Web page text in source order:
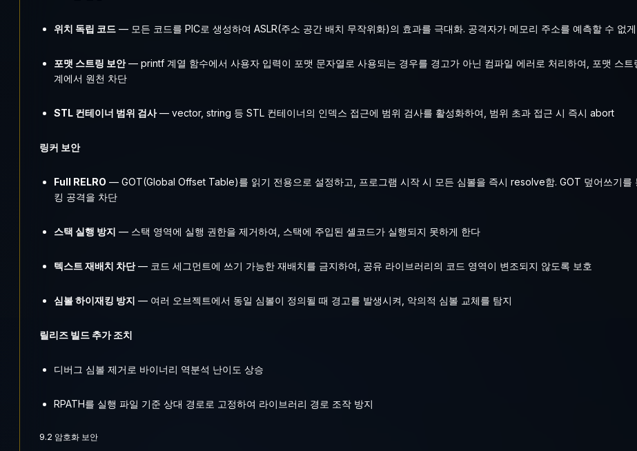
위치 독립 코드 — 모든 코드를 PIC로 생성하여 ASLR(주소 공간 배치 무작위화)의 효과를 극대화. 공격자가 메모리 주소를 예측할 수 없
포맷 스트링 보안— printf 계열 함수에서 사용자 입력이 포맷 문자열로 사용되는 경우를 경고가 아닌 컴파일 에러로 처리하여, 포맷 스트
계에서 원천 차단
STL 컨테이너 범위 검사— vector, string 등 STL 컨테이너의 인덱스 접근에 범위 검사를 활성화하여, 범위 초과 접근 시 즉시 abort
링커 보안
Full RELRO — GOT(Global Offset Table)를 읽기 전용으로 설정하고, 프로그램 시작 시 모든 심볼을 즉시 resolve함. GOT 덮어쓰기를
킹 공격을 차단
스택 실행 방지 — 스택 영역에 실행 권한을 제거하여, 스택에 주입된 셸코드가 실행되지 못하게 한다
텍스트 재배치 차단— 코드 세그먼트에 쓰기 가능한 재배치를 금지하여, 공유 라이브러리의 코드 영역이 변조되지 않도록 보호
심볼 하이재킹 방지 — 여러 오브젝트에서 동일 심볼이 정의될 때 경고를 발생시켜, 악의적 심볼 교체를 탐지
릴리즈 빌드 추가 조치
디버그 심볼 제거로 바이너리 역분석 난이도 상승
RPATH를 실행 파일 기준 상대 경로로 고정하여 라이브러리 경로 조작 방지
9.2 암호화 보안